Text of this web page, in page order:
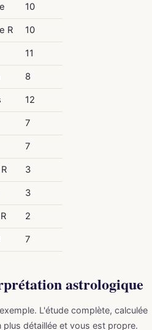
10
R 10
11
8
12
7
7
3
3
2
7
astrologique
L'étude complète, calculée
détaillée et vous est propre.